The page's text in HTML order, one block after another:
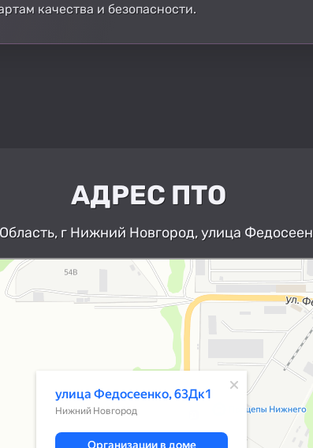
качества и безопасности.
АДРЕС ПТО
г Нижний Новгород, улица
Нижний Новгород
Улица Федосеенко, 63Дк1 —